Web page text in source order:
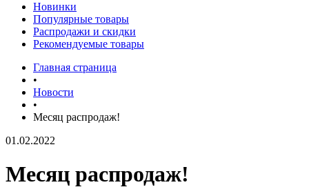
Новинки
Популярные товары
Распродажи и скидки
Рекомендуемые товары
Главная страница
•
Новости
•
Месяц распродаж!
01.02.2022
Месяц распродаж!